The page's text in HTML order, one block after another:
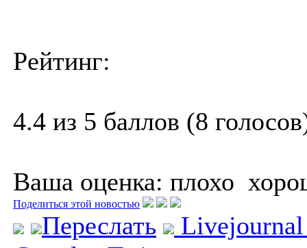
Рейтинг:
4.4 из 5 баллов (8
Ваша оценка: плохо
Поделиться этой новостью
Переслать